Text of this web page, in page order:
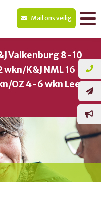
Mail ons veilig
Valkenburg 8-10
K&J NML 16
OZ 4-6 wkn Lees